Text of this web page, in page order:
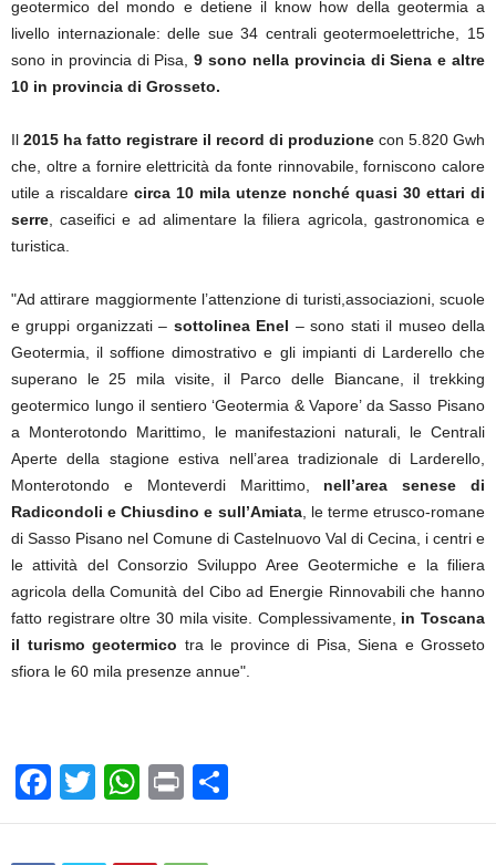
geotermico del mondo e detiene il know how della geotermia a
livello internazionale: delle sue 34 centrali geotermoelettriche, 15
sono in provincia di Pisa,9 sono nella provincia di Siena e altre
10 in provincia di Grosseto.
Il 2015 ha fatto registrare il record di produzione con 5.820 Gwh
che, oltre a fornire elettricità da fonte rinnovabile, forniscono calore
utile a riscaldare circa 10 mila utenze nonché quasi 30 ettari di
serre , caseifici e ad alimentare la filiera agricola, gastronomica e
turistica.
"Ad attirare maggiormente l’attenzione di turisti,associazioni, scuole
e gruppi organizzati – sottolinea Enel – sono stati il museo della
Geotermia, il soffione dimostrativo e gli impianti di Larderello che
superano le 25 mila visite, il Parco delle Biancane, il trekking
geotermico lungo il sentiero ‘Geotermia & Vapore’ da Sasso Pisano
a Monterotondo Marittimo, le manifestazioni naturali, le Centrali
Aperte della stagione estiva nell’area tradizionale di Larderello,
Monterotondo e Monteverdi Marittimo, nell’area senese di
Radicondoli e Chiusdino e sull’Amiata, le terme etrusco-romane
di Sasso Pisano nel Comune di Castelnuovo Val di Cecina, i centri e
le attività del Consorzio Sviluppo Aree Geotermiche e la filiera
agricola della Comunità del Cibo ad Energie Rinnovabili che hanno
fatto registrare oltre 30 mila visite. Complessivamente, in Toscana
il turismo geotermico tra le province di Pisa, Siena e Grosseto
sfiora le 60 mila presenze annue".
F
a
c
T
wi
tt
W
h
at
Pr
in
t
o